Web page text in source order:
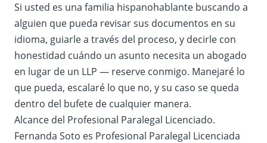
Si usted es una familia hispanohablante buscando a
alguien que pueda revisar sus documentos en su
idioma, guiarle a través del proceso, y decirle con
honestidad cuándo un asunto necesita un abogado
en lugar de un LLP — reserve conmigo. Manejaré lo
que pueda, escalaré lo que no, y su caso se queda
dentro del bufete de cualquier manera.
Alcance del Profesional Paralegal Licenciado.
Fernanda Soto es Profesional Paralegal Licenciada